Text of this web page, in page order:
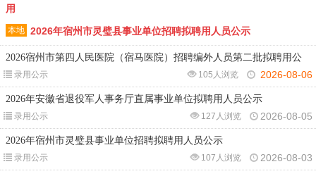
用
本地 2026年宿州市灵璧县事业单位招聘拟聘用人员公示
2026宿州市第四人民医院（宿马医院）招聘编外人员第二批拟聘用公
录用公示 2026-08-06
105人浏览
2026年安徽省退役军人事务厅直属事业单位拟聘用人员公示
录用公示 2026-08-05
127人浏览
2026年宿州市灵璧县事业单位招聘拟聘用人员公示
录用公示 2026-08-03
107人浏览